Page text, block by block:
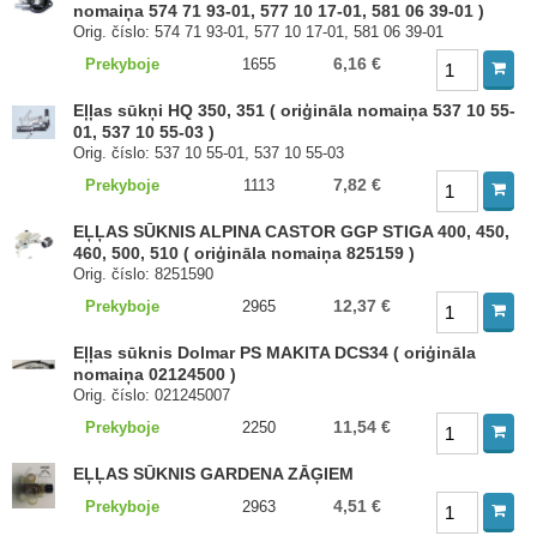
nomaiņa 574 71 93-01, 577 10 17-01, 581 06 39-01 )
Orig. číslo: 574 71 93-01, 577 10 17-01, 581 06 39-01
Prekyboje
1655 6,16 €
Eļļas sūkņi HQ 350, 351 ( oriģināla nomaiņa 537 10 55-
01, 537 10 55-03 )
Orig. číslo: 537 10 55-01, 537 10 55-03
Prekyboje
1113 7,82 €
EĻĻAS SŪKNIS ALPINA CASTOR GGP STIGA 400, 450,
460, 500, 510 ( oriģināla nomaiņa 825159 )
Orig. číslo: 8251590
Prekyboje
2965 12,37 €
Eļļas sūknis Dolmar PS MAKITA DCS34 ( oriģināla
nomaiņa 02124500 )
Orig. číslo: 021245007
Prekyboje
2250 11,54 €
EĻĻAS SŪKNIS GARDENA ZĀĢIEM
Prekyboje 2963 4,51 €